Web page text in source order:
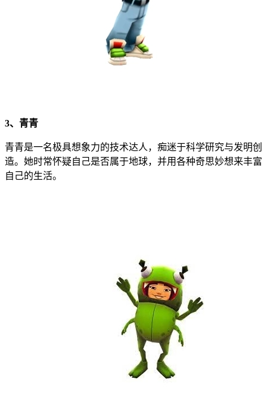
3、青青
青青是一名极具想象力的技术达人，痴迷于科学研究与发明创
造。她时常怀疑自己是否属于地球，并用各种奇思妙想来丰富
自己的生活。